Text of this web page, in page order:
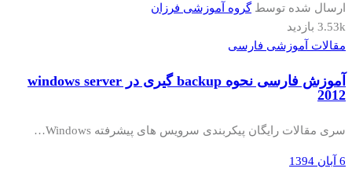
ارسال شده توسطگروه آموزشی فرزان
3.53k بازدید
مقالات آموزشی فارسی
آموزش فارسی نحوه backup گیری در windows server
2012
سری مقالات رایگان پیکربندی سرویس های پیشرفته Windows…
6 آبان 1394